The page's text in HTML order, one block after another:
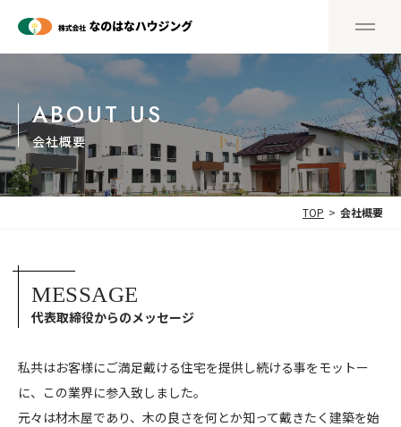
ABOUT US
会社概要
TOP 会社概要
MESSAGE
代表取締役からのメッセージ
私共はお客様にご満足戴ける住宅を提供し続ける事をモットー
に、この業界に参入致しました。
元々は材木屋であり、木の良さを何とか知って戴きたく建築を始